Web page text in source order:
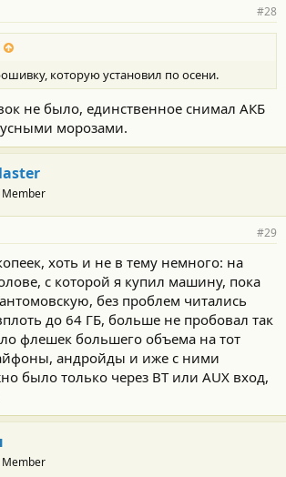
#28
которую установил по осени.
не было, единственное снимал АКБ
морозами.
Member
#29
хоть и не в тему немного: на
с которой я купил машину, пока
без проблем читались
до 64 ГБ, больше не пробовал так
флешек большего объема на тот
андройды и иже с ними
было только через BT или AUX вход,
Member